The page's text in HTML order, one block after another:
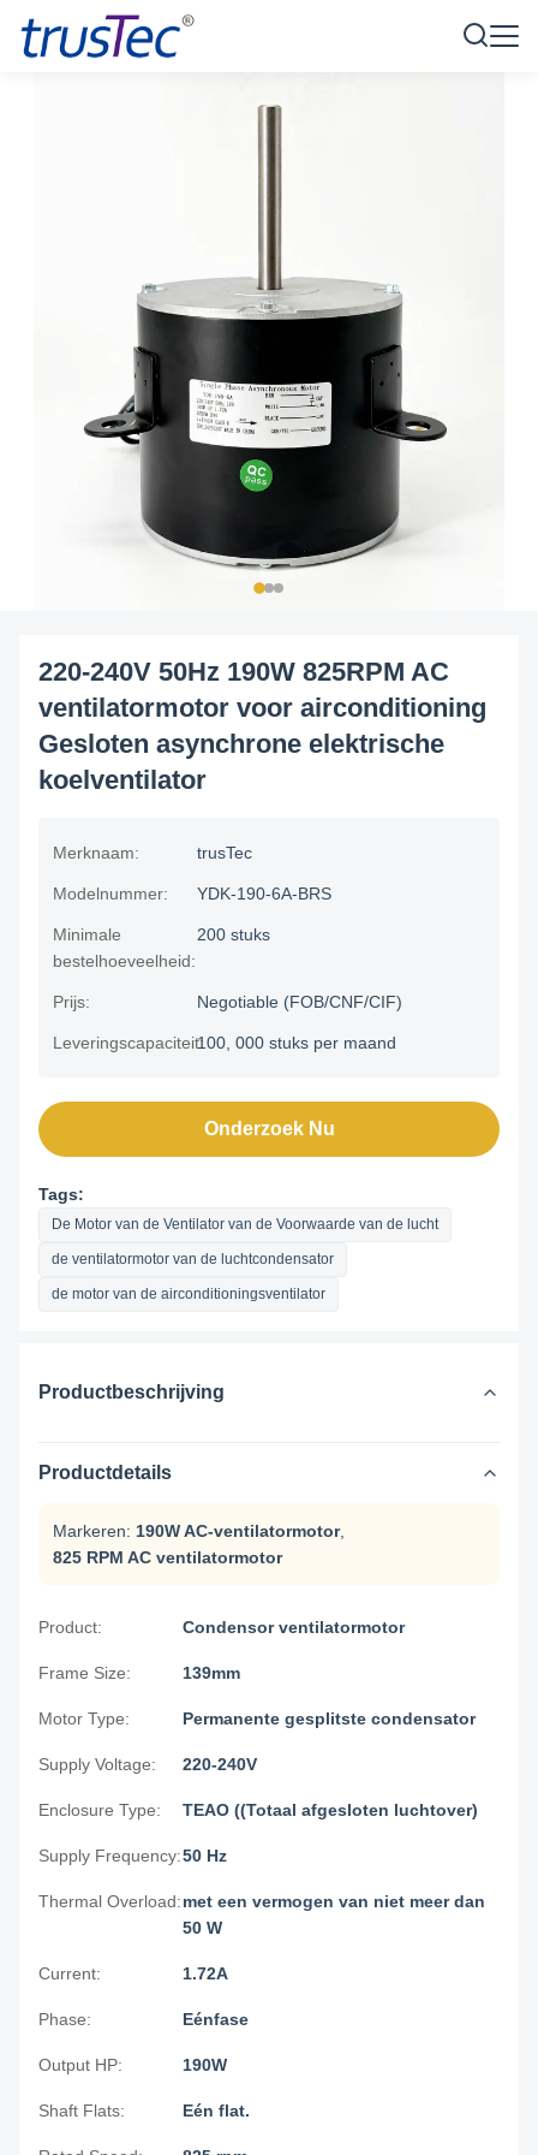
220-240V 50Hz 190W 825RPM AC
ventilatormotor voor airconditioning
Gesloten asynchrone elektrische
koelventilator
Merknaam: trusTec
Modelnummer: YDK-190-6A-BRS
Minimale
bestelhoeveelheid:
200 stuks
Prijs: Negotiable (FOB/CNF/CIF)
Leveringscapaciteit:100, 000 stuks per maand
Onderzoek Nu
Tags:
De Motor van de Ventilator van de Voorwaarde van de lucht
de ventilatormotor van de luchtcondensator
de motor van de airconditioningsventilator
Productbeschrijving
Productdetails
Markeren: 190W AC-ventilatormotor,
825 RPM AC ventilatormotor
Product: Condensor ventilatormotor
Frame Size: 139mm
Motor Type: Permanente gesplitste condensator
Supply Voltage: 220-240V
Enclosure Type: TEAO ((Totaal afgesloten luchtover)
Supply Frequency:50 Hz
Thermal Overload:met een vermogen van niet meer dan
50 W
Current: 1.72A
Phase: Eénfase
Output HP: 190W
Shaft Flats: Eén flat.